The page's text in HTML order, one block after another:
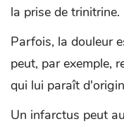
la prise de trinitrine.
Parfois, la douleur
peut, par exemple,
qui lui paraît
Un infarctus peut